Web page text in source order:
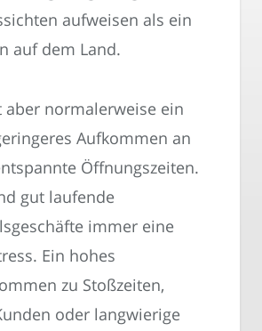
aufweisen als ein
auf dem Land.
aber normalerweise ein
Aufkommen an
Öffnungszeiten.
gut laufende
immer eine
Ein hohes
zu Stoßzeiten,
oder langwierige